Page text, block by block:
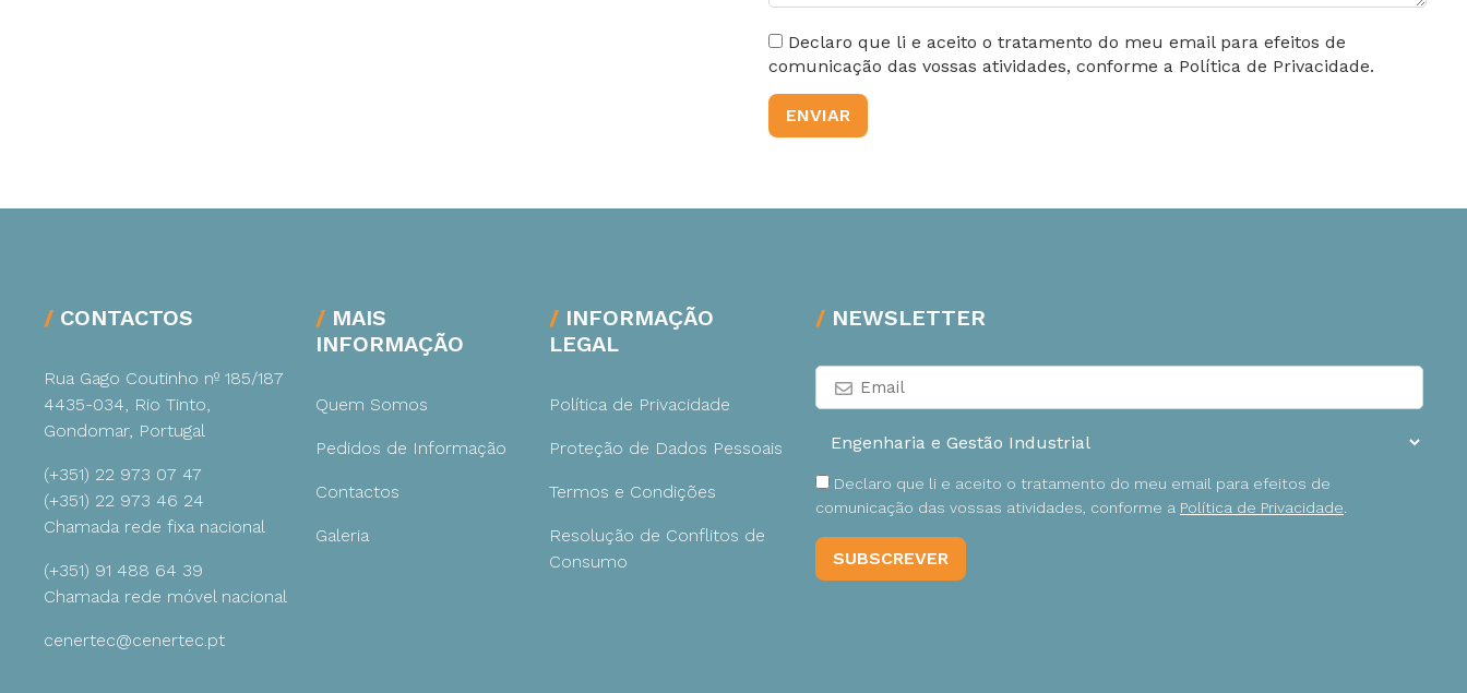
Declaro que li e aceito o tratamento do meu email para efeitos de
comunicação das vossas atividades, conforme a Política de Privacidade.
CONTACTOS
Rua Gago Coutinho nº 185/187
4435-034, Rio Tinto,
Gondomar, Portugal
(+351) 22 973 07 47
(+351) 22 973 46 24
Chamada rede fixa nacional
(+351) 91 488 64 39
Chamada rede móvel nacional
cenertec@cenertec.pt
MAIS
INFORMAÇÃO
Quem Somos
Pedidos de Informação
Contactos
Galeria
INFORMAÇÃO
LEGAL
Política de Privacidade
Proteção de Dados Pessoais
Termos e Condições
Resolução de Conflitos de
Consumo
NEWSLETTER
Declaro que li e aceito o tratamento do meu email para efeitos de
comunicação das vossas atividades, conforme a Política de Privacidade